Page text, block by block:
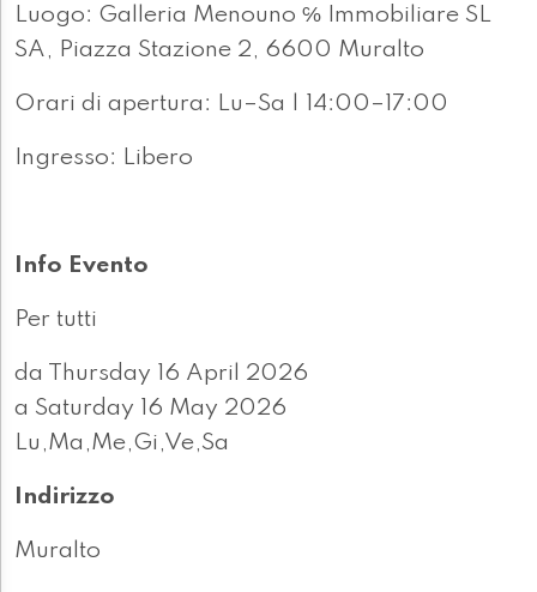
Luogo: Galleria Menouno ℅ Immobiliare SL
SA, Piazza Stazione 2, 6600 Muralto
Orari di apertura: Lu–Sa | 14:00–17:00
Ingresso: Libero
Info Evento
Per tutti
da Thursday 16 April 2026
a Saturday 16 May 2026
Lu,Ma,Me,Gi,Ve,Sa
Indirizzo
Muralto